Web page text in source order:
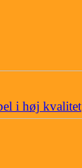
i høj kvalitet